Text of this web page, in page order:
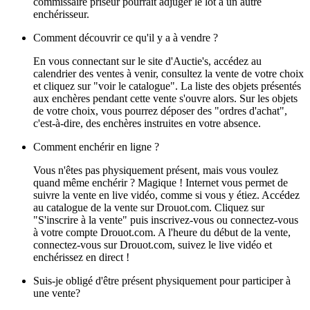
enchérisseur.
Comment découvrir ce qu'il y a à vendre ?
En vous connectant sur le site d'Auctie's, accédez au
calendrier des ventes à venir, consultez la vente de votre choix
et cliquez sur "voir le catalogue". La liste des objets présentés
aux enchères pendant cette vente s'ouvre alors. Sur les objets
de votre choix, vous pourrez déposer des "ordres d'achat",
c'est-à-dire, des enchères instruites en votre absence.
Comment enchérir en ligne ?
Vous n'êtes pas physiquement présent, mais vous voulez
quand même enchérir ? Magique ! Internet vous permet de
suivre la vente en live vidéo, comme si vous y étiez. Accédez
au catalogue de la vente sur Drouot.com. Cliquez sur
"S'inscrire à la vente" puis inscrivez-vous ou connectez-vous
à votre compte Drouot.com. A l'heure du début de la vente,
connectez-vous sur Drouot.com, suivez le live vidéo et
enchérissez en direct !
Suis-je obligé d'être présent physiquement pour participer à
une vente?